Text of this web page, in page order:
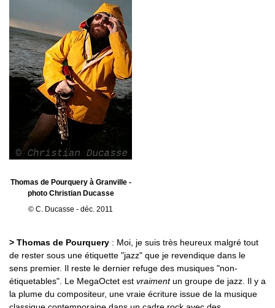
Thomas de Pourquery à Granville -
photo Christian Ducasse
© C. Ducasse - déc. 2011
> Thomas de Pourquery : Moi, je suis très heureux malgré tout
de rester sous une étiquette "jazz" que je revendique dans le
sens premier. Il reste le dernier refuge des musiques "non-
étiquetables". Le MegaOctet est vraimentun groupe de jazz. Il y a
la plume du compositeur, une vraie écriture issue de la musique